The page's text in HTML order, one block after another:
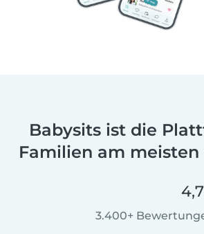
Babysits ist die
Familien am meisten
3.400+